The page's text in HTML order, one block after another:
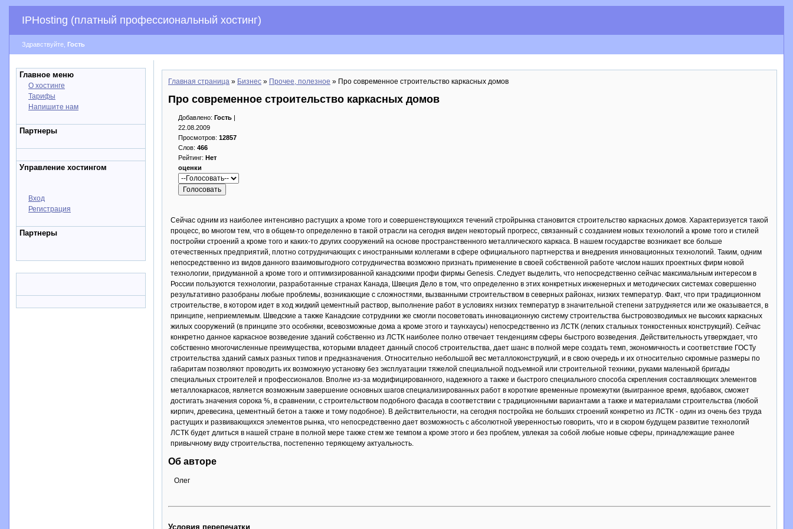
IPHosting (платный профессиональный хостинг)
Здравствуйте, Гость
Главное меню
О хостинге
Тарифы
Напишите нам
Партнеры
Управление хостингом
Вход
Регистрация
Партнеры
Главная страница » Бизнес » Прочее, полезное » Про современное строительство каркасных домов
Про современное строительство каркасных домов
Добавлено: Гость |
22.08.2009
Просмотров: 12857
Слов: 466
Рейтинг: Нет
оценки
Сейчас одним из наиболее интенсивно растущих а кроме того и совершенствующихся течений стройрынка становится строительство каркасных домов. Характеризуется такой
процесс, во многом тем, что в общем-то определенно в такой отрасли на сегодня виден некоторый прогресс, связанный с созданием новых технологий а кроме того и стилей
постройки строений а кроме того и каких-то других сооружений на основе пространственного металлического каркаса. В нашем государстве возникает все больше
отечественных предприятий, плотно сотрудничающих с иностранными коллегами в сфере официального партнерства и внедрения инновационных технологий. Таким, одним
непосредственно из видов данного взаимовыгодного сотрудничества возможно признать применение в своей собственной работе числом наших проектных фирм новой
технологии, придуманной а кроме того и оптимизированной канадскими профи фирмы Genesis. Следует выделить, что непосредственно сейчас максимальным интересом в
России пользуются технологии, разработанные странах Канада, Швеция Дело в том, что определенно в этих конкретных инженерных и методических системах совершенно
результативно разобраны любые проблемы, возникающие с сложностями, вызванными строительством в северных районах, низких температур. Факт, что при традиционном
строительстве, в котором идет в ход жидкий цементный раствор, выполнение работ в условиях низких температур в значительной степени затрудняется или же оказывается, в
принципе, неприемлемым. Шведские а также Канадские сотрудники же смогли посоветовать инновационную систему строительства быстровозводимых не высоких каркасных
жилых сооружений (в принципе это особняки, всевозможные дома а кроме этого и таунхаусы) непосредственно из ЛСТК (легких стальных тонкостенных конструкций). Сейчас
конкретно данное каркасное возведение зданий собственно из ЛСТК наиболее полно отвечает тенденциям сферы быстрого возведения. Действительность утверждает, что
собственно многочисленные преимущества, которыми владеет данный способ строительства, дает шанс в полной мере создать темп, экономичность и соответствие ГОСТу
строительства зданий самых разных типов и предназначения. Относительно небольшой вес металлоконструкций, и в свою очередь и их относительно скромные размеры по
габаритам позволяют проводить их возможную установку без эксплуатации тяжелой специальной подъемной или строительной техники, руками маленькой бригады
специальных строителей и профессионалов. Вполне из-за модифицированного, надежного а также и быстрого специального способа скрепления составляющих элементов
металлокаркасов, является возможным завершение основных шагов специализированных работ в короткие временные промежутки (выигранное время, вдобавок, сможет
достигать значения сорока %, в сравнении, с строительством подобного фасада в соответствии с традиционными вариантами а также и материалами строительства (любой
кирпич, древесина, цементный бетон а также и тому подобное). В действительности, на сегодня постройка не больших строений конкретно из ЛСТК - один из очень без труда
растущих и развивающихся элементов рынка, что непосредственно дает возможность с абсолютной уверенностью говорить, что и в скором будущем развитие технологий
ЛСТК будет длиться в нашей стране в полной мере также стем же темпом а кроме этого и без проблем, увлекая за собой любые новые сферы, принадлежащие ранее
привычному виду строительства, постепенно теряющему актуальность.
Об авторе
Олег
Условия перепечатки